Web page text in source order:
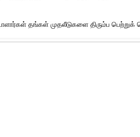
தங்கள் முதலீடுகளை திரும்ப